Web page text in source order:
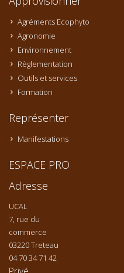
Agréments Ecophyto
Agronomie
Environnement
Règlementation
Outils et services
Formation
Représenter
Manifestations
ESPACE PRO
Adresse
UCAL
7, rue du
commerce
03220 Treteau
04 70 34 71 42